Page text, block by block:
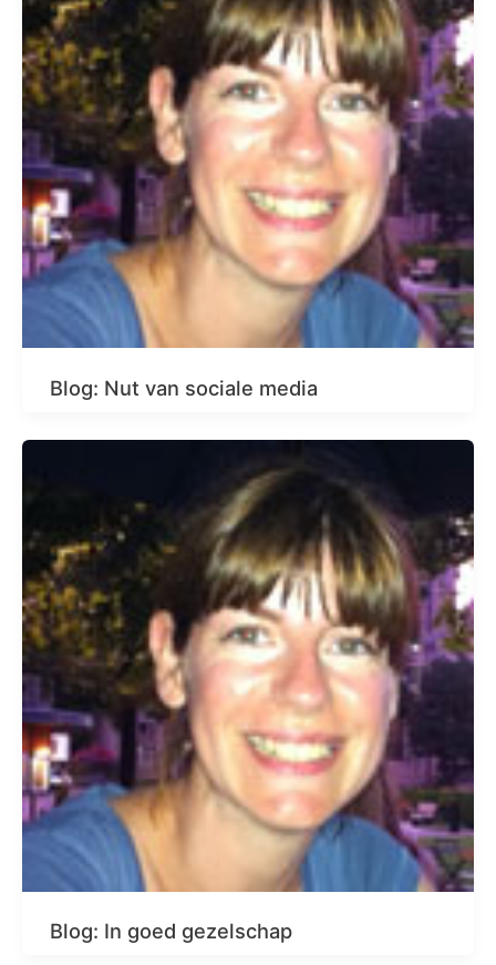
Blog: Nut van sociale media
Blog: In goed gezelschap